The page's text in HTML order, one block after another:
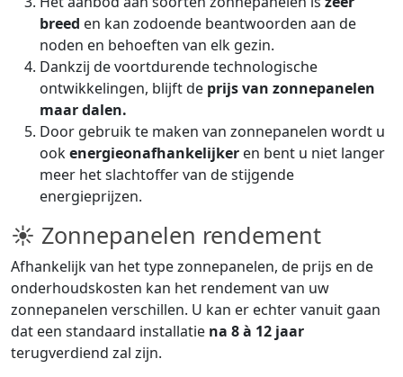
breed en kan zodoende beantwoorden aan de
noden en behoeften van elk gezin.
Dankzij de voortdurende technologische
ontwikkelingen, blijft de prijs van zonnepanelen
maar dalen.
Door gebruik te maken van zonnepanelen wordt u
ookenergieonafhankelijker en bent u niet langer
meer het slachtoffer van de stijgende
energieprijzen.
☀ Zonnepanelen rendement
Afhankelijk van het type zonnepanelen, de prijs en de
onderhoudskosten kan het rendement van uw
zonnepanelen verschillen. U kan er echter vanuit gaan
dat een standaard installatie na 8 à 12 jaar
terugverdiend zal zijn.